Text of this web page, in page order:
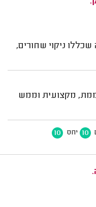
שכללו ניקוי שחורים,
מקצועית וממש
10 יחס 10